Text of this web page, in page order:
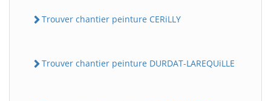
Trouver chantier peinture CERiLLY
Trouver chantier peinture DURDAT-LAREQUiLLE